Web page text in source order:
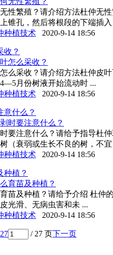
性繁殖？请介绍方法杜仲无
锥孔，然后将根段的下端插入
种植技术 2020-9-14 18:56
收？
么采收？请介绍方法杜仲皮
月份树液开始流动时 ...
种植技术 2020-9-14 18:56
意什么？
要注意什么？请给予指导杜
（衰弱或生长不良的树，不宜
种植技术 2020-9-14 18:56
种植？
苗及种植？请给予介绍 杜仲
光滑、无病虫害和未 ...
种植技术 2020-9-14 18:56
/ 27 页下一页